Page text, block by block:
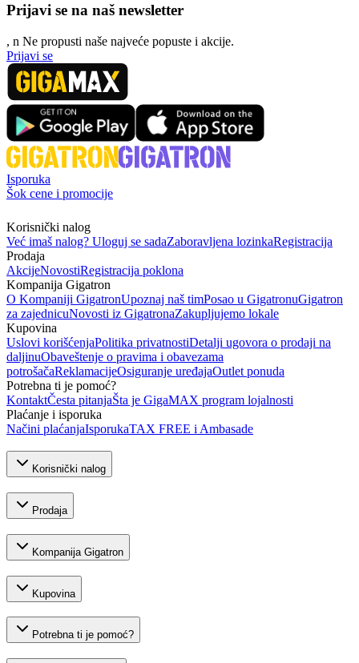
Prijavi se na naš newsletter
, n Ne propusti naše najveće popuste i akcije.
Prijavi se
Isporuka
Šok cene i promocije
Korisnički nalog
Već imaš nalog? Uloguj se sadaZaboravljena lozinkaRegistracija
Prodaja
AkcijeNovostiRegistracija poklona
Kompanija Gigatron
O Kompaniji GigatronUpoznaj naš timPosao u GigatronuGigatron
za zajednicuNovosti iz GigatronaZakupljujemo lokale
Kupovina
Uslovi korišćenjaPolitika privatnostiDetalji ugovora o prodaji na
daljinuObaveštenje o pravima i obavezama
potrošačaReklamacijeOsiguranje uređajaOutlet ponuda
Potrebna ti je pomoć?
KontaktČesta pitanjaŠta je GigaMAX program lojalnosti
Plaćanje i isporuka
Načini plaćanjaIsporukaTAX FREE i Ambasade
Korisnički nalog
Prodaja
Kompanija Gigatron
Kupovina
Potrebna ti je pomoć?